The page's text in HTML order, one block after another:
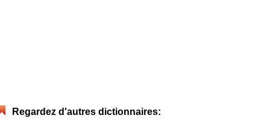
Regardez d'autres dictionnaires: